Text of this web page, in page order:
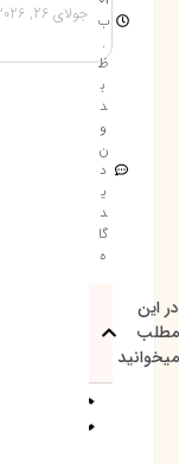
ب
.
ظ
ب
د
و
ن
د
ی
د
گا
ه
در این
مطلب
میخوانید
جولای 26, 2026